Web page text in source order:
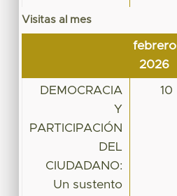
Visitas al mes
febrero
2026
DEMOCRACIA
Y
PARTICIPACIÓN
DEL
CIUDADANO:
Un sustento
10